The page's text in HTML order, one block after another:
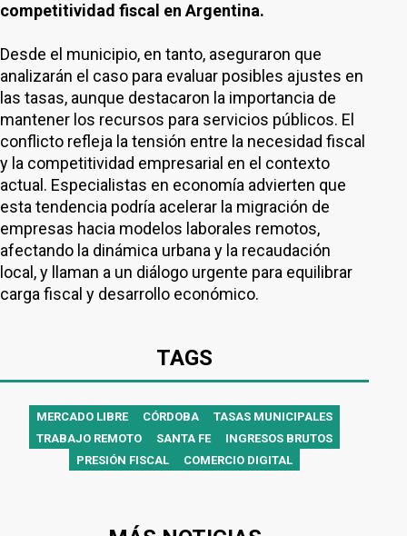
competitividad fiscal en Argentina.
Desde el municipio, en tanto, aseguraron que
analizarán el caso para evaluar posibles ajustes en
las tasas, aunque destacaron la importancia de
mantener los recursos para servicios públicos. El
conflicto refleja la tensión entre la necesidad fiscal
y la competitividad empresarial en el contexto
actual. Especialistas en economía advierten que
esta tendencia podría acelerar la migración de
empresas hacia modelos laborales remotos,
afectando la dinámica urbana y la recaudación
local, y llaman a un diálogo urgente para equilibrar
carga fiscal y desarrollo económico.
TAGS
MERCADO LIBRE CÓRDOBA
TASAS MUNICIPALES
TRABAJO REMOTO
SANTA FE
INGRESOS BRUTOS
PRESIÓN FISCAL
COMERCIO DIGITAL